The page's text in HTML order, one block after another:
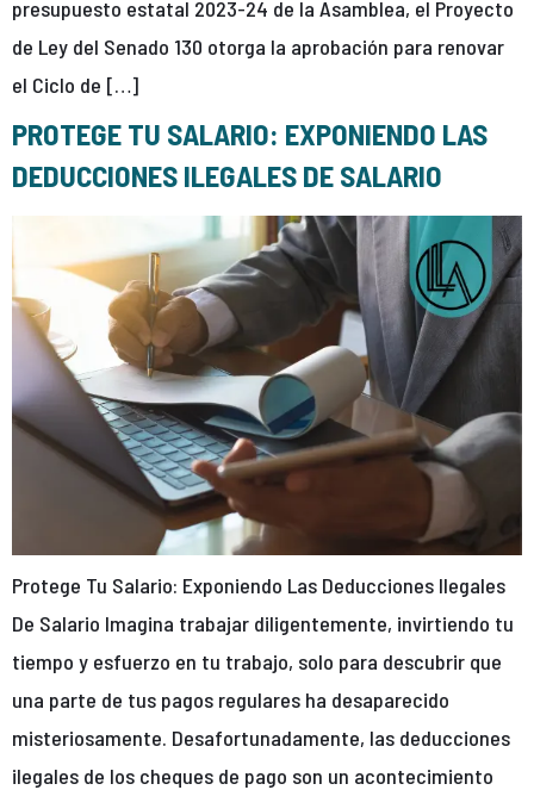
presupuesto estatal 2023-24 de la Asamblea, el Proyecto
de Ley del Senado 130 otorga la aprobación para renovar
el Ciclo de […]
PROTEGE TU SALARIO: EXPONIENDO LAS
DEDUCCIONES ILEGALES DE SALARIO
Protege Tu Salario: Exponiendo Las Deducciones Ilegales
De Salario Imagina trabajar diligentemente, invirtiendo tu
tiempo y esfuerzo en tu trabajo, solo para descubrir que
una parte de tus pagos regulares ha desaparecido
misteriosamente. Desafortunadamente, las deducciones
ilegales de los cheques de pago son un acontecimiento